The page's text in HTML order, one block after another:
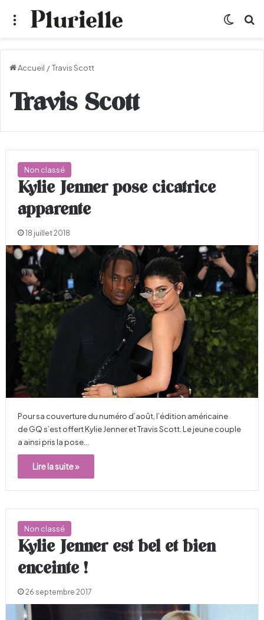
Menu
Accueil /Travis Scott
Travis Scott
Non classé
Kylie Jenner pose cicatrice
apparente
18 juillet 2018
Pour sa couverture du numéro d’août, l’édition américaine
de GQ s’est offert Kylie Jenner et Travis Scott. Le jeune couple
a ainsi pris la pose…
Lire la suite »
Non classé
Kylie Jenner est bel et bien
enceinte !
26 septembre 2017